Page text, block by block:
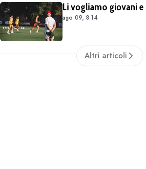
Li vogliamo giovani
ago 09, 8:14
Altri articoli